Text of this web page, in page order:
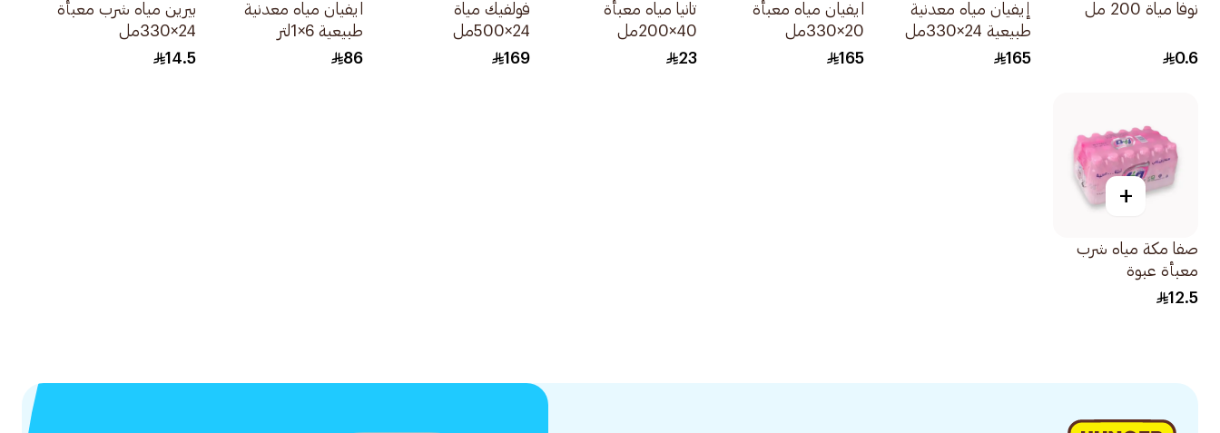
نوفا مياة 200 مل
0.6
إيفيان مياه معدنية
طبيعية 24×330مل
165
ايفيان مياه معبأة
20×330مل
165
تانيا مياه معبأة
40×200مل
23
فولفيك مياة
24×500مل
169
ايفيان مياه معدنية
طبيعية 6×1لتر
86
بيرين مياه شرب معبأة
24×330مل
14.5
+
صفا مكة مياه شرب
معبأة عبوة
24×330مل
12.5